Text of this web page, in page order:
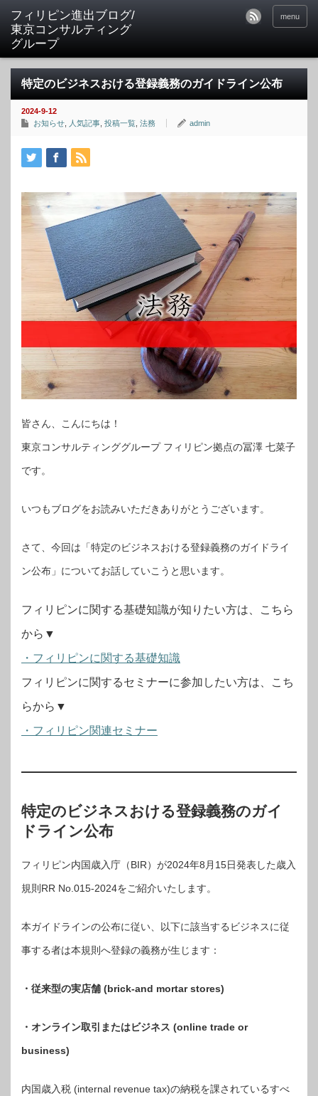
フィリピン進出ブログ/
東京コンサルティング
グループ
menu
特定のビジネスおける登録義務のガイドライン公布
2024-9-12
お知らせ
人気記事 投稿一覧 法務 admin
皆さん、こんにちは！
東京コンサルティンググループ フィリピン拠点の冨澤 七菜子
です。
いつもブログをお読みいただきありがとうございます。
さて、今回は「特定のビジネスおける登録義務のガイドライ
ン公布」についてお話していこうと思います。
フィリピンに関する基礎知識が知りたい方は、こちら
から▼
・フィリピンに関する基礎知識
フィリピンに関するセミナーに参加したい方は、こち
らから▼
・フィリピン関連セミナー
特定のビジネスおける登録義務のガイ
ドライン公布
フィリピン内国歳入庁（BIR）が2024年8月15日発表した歳入
規則RR No.015-2024をご紹介いたします。
本ガイドラインの公布に従い、以下に該当するビジネスに従
事する者は本規則へ登録の義務が生じます：
・従来型の実店舗 (brick-and mortar stores)
・オンライン取引またはビジネス (online trade or
business)
内国歳入税 (internal revenue tax)の納税を課されているすべ